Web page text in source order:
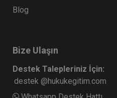
Blog
Bize Ulaşın
Destek Talepleriniz İçin:
destek @hukukegitim.com